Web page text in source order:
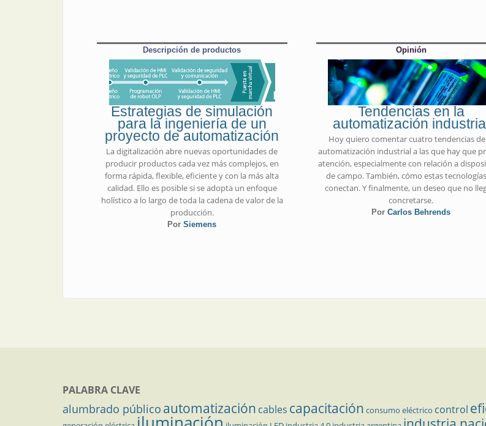
Descripción de productos
Estrategias de simulación
para la ingeniería de un
proyecto de automatización
La digitalización abre nuevas oportunidades de
producir productos cada vez más complejos, en
forma rápida, flexible, eficiente y con la más alta
calidad. Ello es posible si se adopta un enfoque
holístico a lo largo de toda la cadena de valor de la
producción.
PorSiemens
Opinión
Tendencias en la
automatización
Hoy quiero comentar cuatro tendencias
automatización industrial a las que hay que
atención, especialmente con relación a
de campo. También, cómo estas
conectan. Y finalmente, un deseo que no
concretarse.
PorCarlos Behrends
PALABRA CLAVE
alumbrado público automatización cables capacitación consumo eléctrico control